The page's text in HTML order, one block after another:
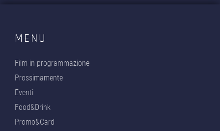
MENU
Film in programmazione
Prossimamente
Eventi
Food&Drink
Promo&Card